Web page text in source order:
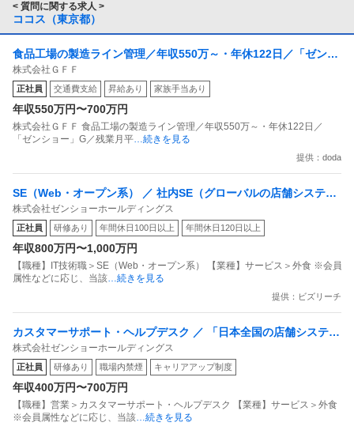
< 質問に関する求人 >
ココス（東京都）
食品工場の製造ライン管理／年収550万～・年休122日／「ゼンシ
ョー」G／残業月平均25H
株式会社ＧＦＦ
正社員 交通費支給 昇給あり 家族手当あり
年収550万円〜700万円
株式会社ＧＦＦ 食品工場の製造ライン管理／年収550万～・年休122日／
「ゼンショー」G／残業月平…続きを見る
提供：doda
SE（Web・オープン系） ／ 社内SE（グローバルの店舗システム
の開発と導入） ～DX認定事業者取得～
株式会社ゼンショーホールディングス
正社員 研修あり 年間休日100日以上 年間休日120日以上
年収800万円〜1,000万円
【職種】IT技術職＞SE（Web・オープン系） 【業種】サービス＞外食 ※会員
属性などに応じ、当該…続きを見る
提供：ビズリーチ
カスタマーサポート・ヘルプデスク ／ 「日本全国の店舗システム
（機器）を支えるヘルプデスク／テクニカルサポート」店舗業務
の効率化を担う重要ポジション！ヘルプデスク業務の中で改善点
を見つけ新規システム・最先端IT技術導入を企画する役割も期待
します
株式会社ゼンショーホールディングス
正社員 研修あり 職場内禁煙 キャリアアップ制度
年収400万円〜700万円
【職種】営業＞カスタマーサポート・ヘルプデスク 【業種】サービス＞外食
※会員属性などに応じ、当該…続きを見る